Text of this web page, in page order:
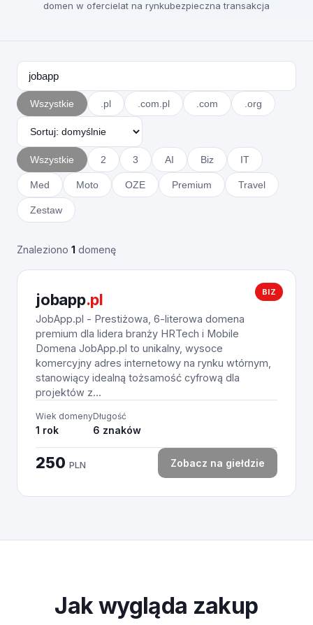
domen w ofercielat na rynkubezpieczna transakcja
Wszystkie .pl .com.pl .com .org
Wszystkie 2 3 AI Biz IT
Med Moto OZE Premium Travel
Zestaw
Znaleziono 1 domenę
BIZ
jobapp.pl
JobApp.pl - Prestiżowa, 6-literowa domena
premium dla lidera branży HRTech i Mobile
Domena JobApp.pl to unikalny, wysoce
komercyjny adres internetowy na rynku wtórnym,
stanowiący idealną tożsamość cyfrową dla
projektów z...
Wiek domeny
1 rok
Długość
6 znaków
250 PLN Zobacz na giełdzie
Jak wygląda zakup